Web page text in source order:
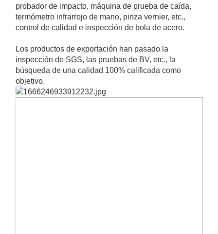
probador de impacto, máquina de prueba de caída,
termómetro infrarrojo de mano, pinza vernier, etc.,
control de calidad e inspección de bola de acero.
Los productos de exportación han pasado la
inspección de SGS, las pruebas de BV, etc., la
búsqueda de una calidad 100% calificada como
objetivo.